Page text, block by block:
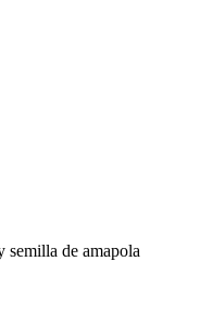
semilla de amapola